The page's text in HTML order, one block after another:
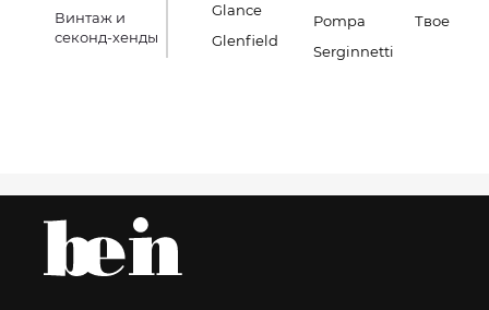
Винтаж и
секонд-хенды
Glance
Glenfield
Pompa
Serginnetti
Твое